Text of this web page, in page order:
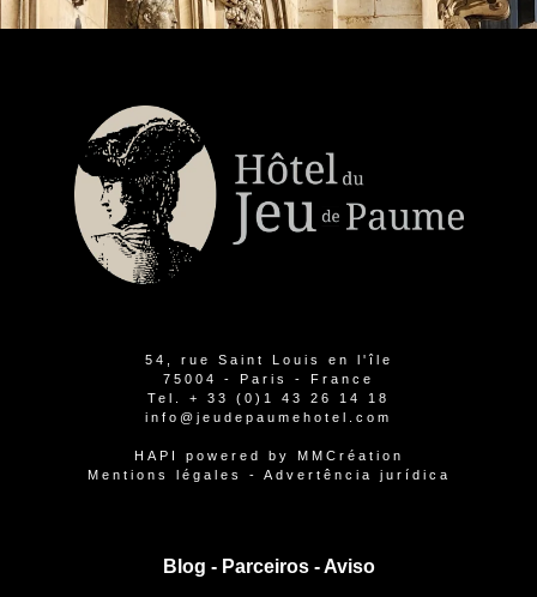
54, rue Saint Louis en l'île
75004 - Paris - France
Tel. + 33 (0)1 43 26 14 18
info@jeudepaumehotel.com
HAPI powered by
MMCréation
Mentions légales
- Advertência jurídica
Blog - Parceiros-Aviso